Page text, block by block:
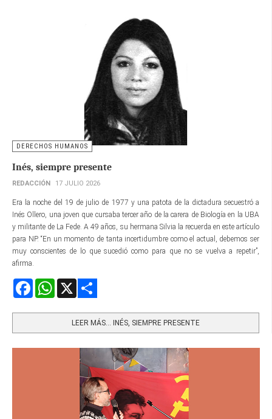
DERECHOS HUMANOS
Inés, siempre presente
REDACCIÓN 17 JULIO 2026
Era la noche del 19 de julio de 1977 y una patota de la dictadura secuestró a
Inés Ollero, una joven que cursaba tercer año de la carera de Biología en la UBA
y militante de La Fede. A 49 años, su hermana Silvia la recuerda en este artículo
para NP. “En un momento de tanta incertidumbre como el actual, debemos ser
muy conscientes de lo que sucedió como para que no se vuelva a repetir”,
afirma.
FacebookWhatsApp
LEER MÁS… INÉS, SIEMPRE PRESENTE